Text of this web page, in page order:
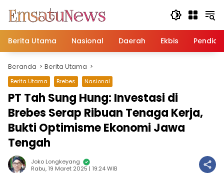
konten
Berita Utama
Nasional Daerah Ekbis
Beranda Berita Utama
Berita Utama Brebes Nasional
PT Tah Sung Hung: Investasi di
Brebes Serap Ribuan Tenaga Kerja,
Bukti Optimisme Ekonomi Jawa
Tengah
Joko Longkeyang
Rabu, 19 Maret 2025 | 19:24 WIB